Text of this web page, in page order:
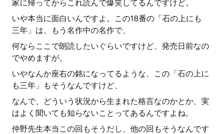
家に帰ってからこれ読んで爆笑してるんですけど。
いや本当に面白いんですよ。この18番の「石の上にも
三年」は、もう名作中の名作で、
何ならここで朗読したいぐらいですけど、発売日前なの
でやめますが。
いやなんか座右の銘になってるような、この「石の上に
も三年」もそうなんですけど、
なんで、どういう状況から生まれた格言なのかとか、実
はよく聞いても知らないことってあるんですよね。
仲野先生本当この回もそうだし、他の回もそうなんです